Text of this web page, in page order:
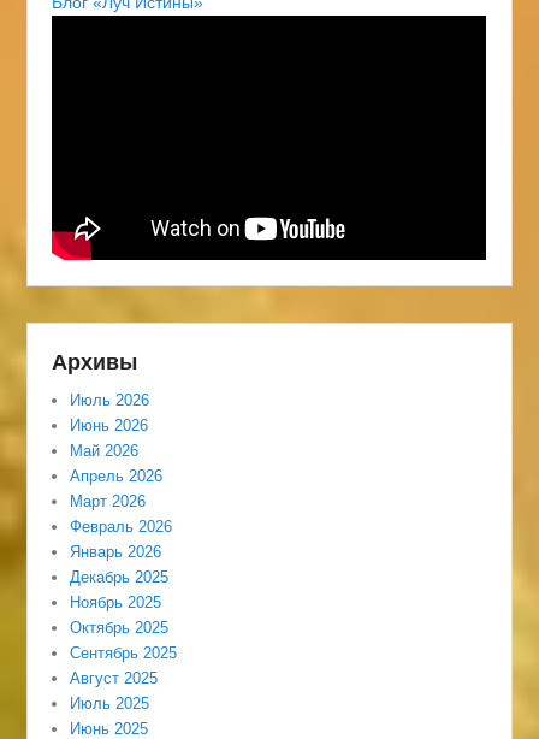
Архивы
Июль 2026
Июнь 2026
Май 2026
Апрель 2026
Март 2026
Февраль 2026
Январь 2026
Декабрь 2025
Ноябрь 2025
Октябрь 2025
Сентябрь 2025
Август 2025
Июль 2025
Июнь 2025